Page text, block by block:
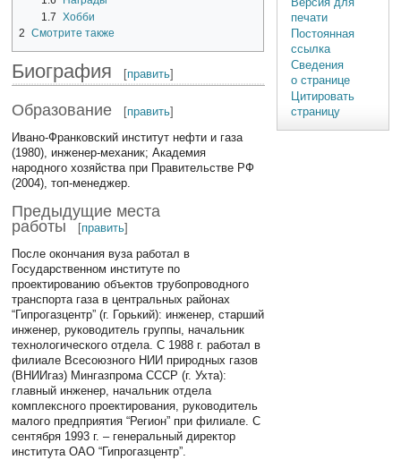
1.7 Хобби
2
Смотрите также
Биография [править]
Образование [править]
Ивано-Франковский институт нефти и газа
(1980), инженер-механик; Академия
народного хозяйства при Правительстве РФ
(2004), топ-менеджер.
Предыдущие места
работы
[править]
После окончания вуза работал в
Государственном институте по
проектированию объектов трубопроводного
транспорта газа в центральных районах
“Гипрогазцентр” (г. Горький): инженер, старший
инженер, руководитель группы, начальник
технологического отдела. С 1988 г. работал в
филиале Всесоюзного НИИ природных газов
(ВНИИгаз) Мингазпрома СССР (г. Ухта):
главный инженер, начальник отдела
комплексного проектирования, руководитель
малого предприятия “Регион” при филиале. С
сентября 1993 г. – генеральный директор
института ОАО “Гипрогазцентр”.
печати
Постоянная
ссылка
Сведения
о странице
Цитировать
страницу